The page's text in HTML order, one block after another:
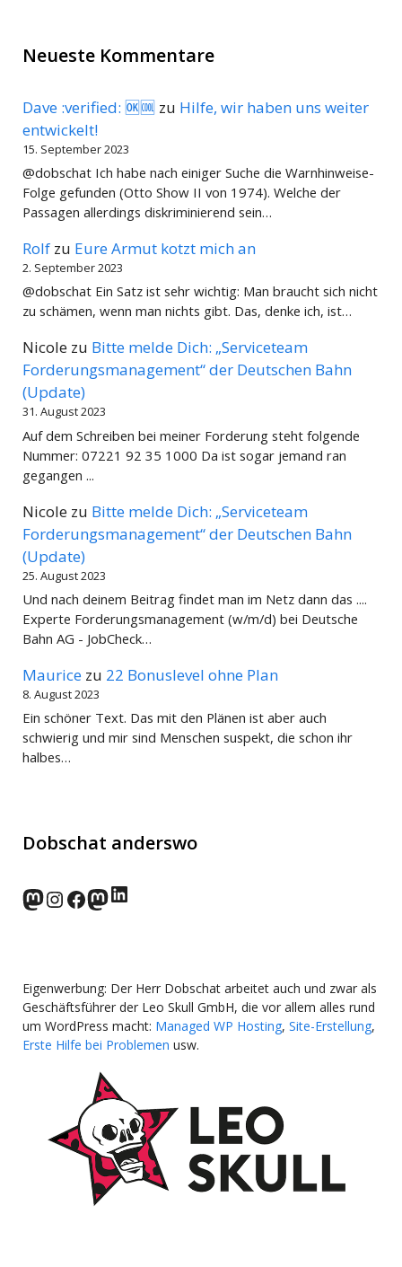
Neueste Kommentare
Dave :verified: 🆗🆒 zu Hilfe, wir haben uns weiter
entwickelt!
15. September 2023
@dobschat Ich habe nach einiger Suche die Warnhinweise-
Folge gefunden (Otto Show II von 1974). Welche der
Passagen allerdings diskriminierend sein…
Rolf zu Eure Armut kotzt mich an
2. September 2023
@dobschat Ein Satz ist sehr wichtig: Man braucht sich nicht
zu schämen, wenn man nichts gibt. Das, denke ich, ist…
Nicole zu Bitte melde Dich: „Serviceteam
Forderungsmanagement“ der Deutschen Bahn
(Update)
31. August 2023
Auf dem Schreiben bei meiner Forderung steht folgende
Nummer: 07221 92 35 1000 Da ist sogar jemand ran
gegangen ...
Nicole zu Bitte melde Dich: „Serviceteam
Forderungsmanagement“ der Deutschen Bahn
(Update)
25. August 2023
Und nach deinem Beitrag findet man im Netz dann das ....
Experte Forderungsmanagement (w/m/d) bei Deutsche
Bahn AG - JobCheck…
Maurice zu 22 Bonuslevel ohne Plan
8. August 2023
Ein schöner Text. Das mit den Plänen ist aber auch
schwierig und mir sind Menschen suspekt, die schon ihr
halbes…
Dobschat anderswo
norden.social
Instagram
Facebook
wp-punks.social
LinkedIn
Eigenwerbung: Der Herr Dobschat arbeitet auch und zwar als
Geschäftsführer der Leo Skull GmbH, die vor allem alles rund
um WordPress macht: Managed WP Hosting, Site-Erstellung,
Erste Hilfe bei Problemen usw.